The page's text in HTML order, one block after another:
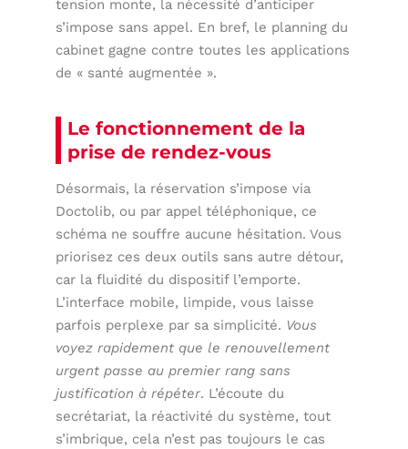
tension monte, la nécessité d’anticiper
s’impose sans appel. En bref, le planning du
cabinet gagne contre toutes les applications
de « santé augmentée ».
Le fonctionnement de la
prise de rendez-vous
Désormais, la réservation s’impose via
Doctolib, ou par appel téléphonique, ce
schéma ne souffre aucune hésitation. Vous
priorisez ces deux outils sans autre détour,
car la fluidité du dispositif l’emporte.
L’interface mobile, limpide, vous laisse
parfois perplexe par sa simplicité. Vous
voyez rapidement que le renouvellement
urgent passe au premier rang sans
justification à répéter. L’écoute du
secrétariat, la réactivité du système, tout
s’imbrique, cela n’est pas toujours le cas